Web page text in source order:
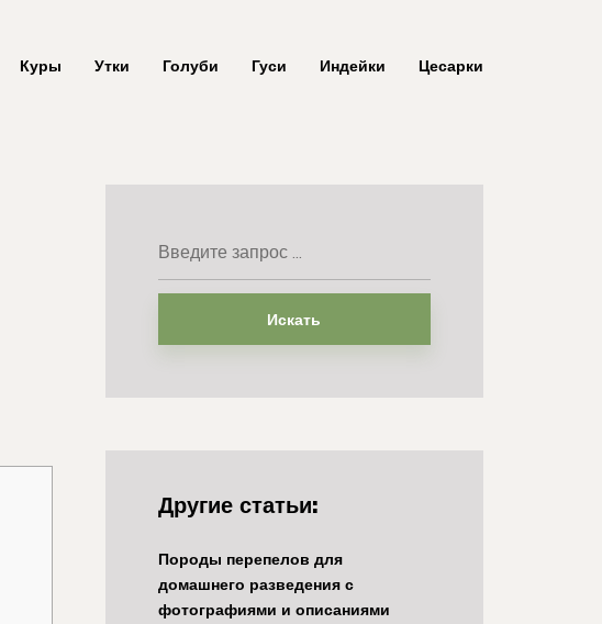
Куры Утки Голуби Гуси Индейки Цесарки
Искать
Другие статьи:
Породы перепелов для
домашнего разведения с
фотографиями и описаниями